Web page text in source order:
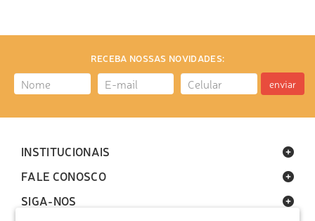
RECEBA NOSSAS NOVIDADES:
enviar
INSTITUCIONAIS
FALE CONOSCO
SIGA-NOS